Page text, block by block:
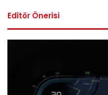
Editör Önerisi